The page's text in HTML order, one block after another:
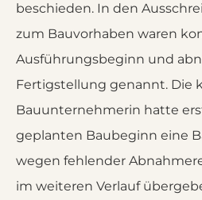
beschieden. In den
zum Bauvorhaben waren
Ausführungsbeginn und
Fertigstellung genannt. Die
Bauunternehmerin hatte
geplanten Baubeginn eine
wegen fehlender
im weiteren Verlauf